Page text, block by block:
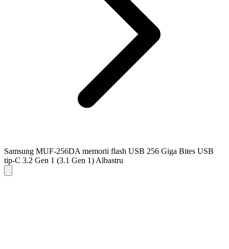
Samsung MUF-256DA memorii flash USB 256 Giga Bites USB
tip-C 3.2 Gen 1 (3.1 Gen 1) Albastru